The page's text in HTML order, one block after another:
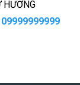
HƯƠNG